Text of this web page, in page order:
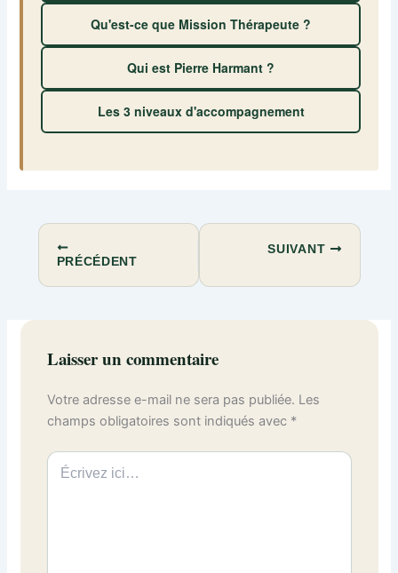
Qu'est-ce que Mission Thérapeute ?
Qui est Pierre Harmant ?
Les 3 niveaux d'accompagnement
PRÉCÉDENT
SUIVANT
Laisser un commentaire
Votre adresse e-mail ne sera pas publiée. Les
champs obligatoires sont indiqués avec *
Écrivez
ici…